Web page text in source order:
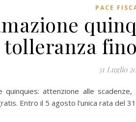
PACE
tolleranza
31 Luglio
quinquies: attenzione alle
Entro il 5 agosto l'unica rata del